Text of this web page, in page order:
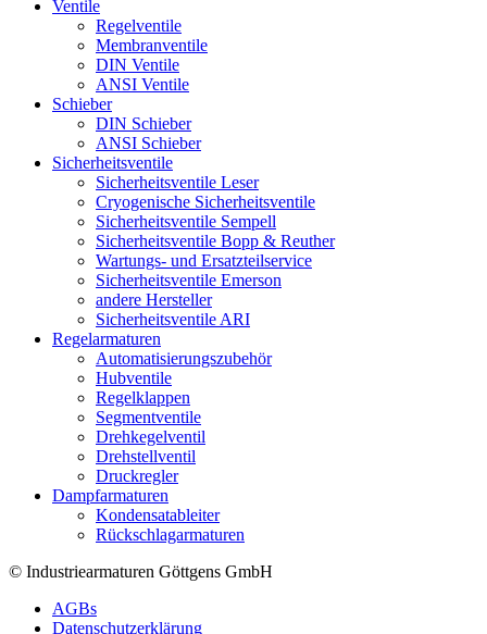
Ventile
Regelventile
Membranventile
DIN Ventile
ANSI Ventile
Schieber
DIN Schieber
ANSI Schieber
Sicherheitsventile
Sicherheitsventile Leser
Cryogenische Sicherheitsventile
Sicherheitsventile Sempell
Sicherheitsventile Bopp & Reuther
Wartungs- und Ersatzteilservice
Sicherheitsventile Emerson
andere Hersteller
Sicherheitsventile ARI
Regelarmaturen
Automatisierungszubehör
Hubventile
Regelklappen
Segmentventile
Drehkegelventil
Drehstellventil
Druckregler
Dampfarmaturen
Kondensatableiter
Rückschlagarmaturen
© Industriearmaturen Göttgens GmbH
AGBs
Datenschutzerklärung